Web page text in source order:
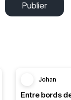
Publier
Johan
Entre bords